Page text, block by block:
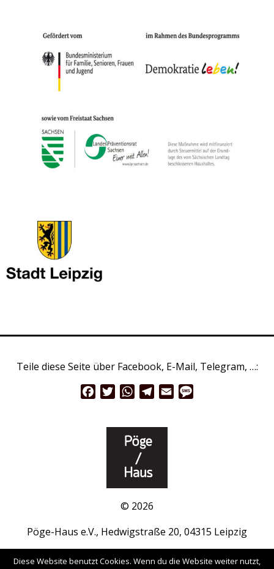
Teile diese Seite über Facebook, E-Mail, Telegram, …:
FacebookTwitterWhatsApp
Telegram
Email
© 2026
Pöge-Haus e.V., Hedwigstraße 20, 04315 Leipzig
www.pöge-haus.de|Facebook|Instagram
Diese Website benutzt Cookies. Wenn du die Website weiter nutzt,